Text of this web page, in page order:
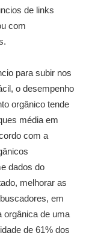
de links
com
para subir nos
o desempenho
orgânico tende
média em
com a
dados do
melhorar as
em
orgânica de uma
de 61% dos